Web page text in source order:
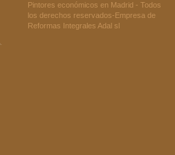
Pintores económicos en Madrid - Todos
los derechos reservados-Empresa de
Reformas Integrales Adal sl